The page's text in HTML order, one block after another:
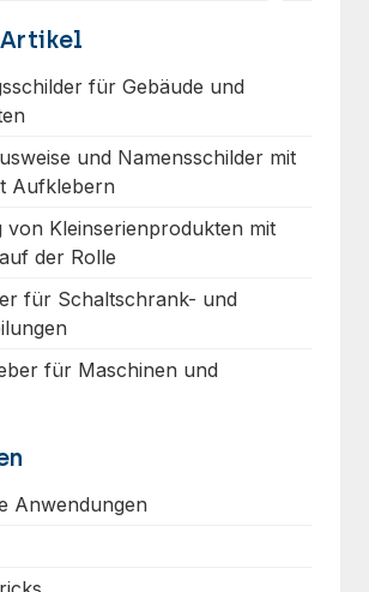
für Gebäude und
und Namensschilder mit
Aufklebern
von Kleinserienprodukten mit
der Rolle
für Schaltschrank- und
für Maschinen und
Anwendungen